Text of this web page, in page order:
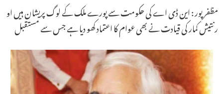
مظفرپور : این ڈی اے کی حکومت سے پورے ملک کے لوگ پریشان ہیں او
رنتیش کمار کی قیادت نے بھی عوام کا اعتماد کھو دیا ہے جس سے مستقبل